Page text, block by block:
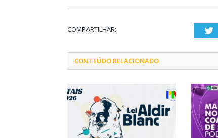
COMPARTILHAR:
CONTEÚDO RELACIONADO